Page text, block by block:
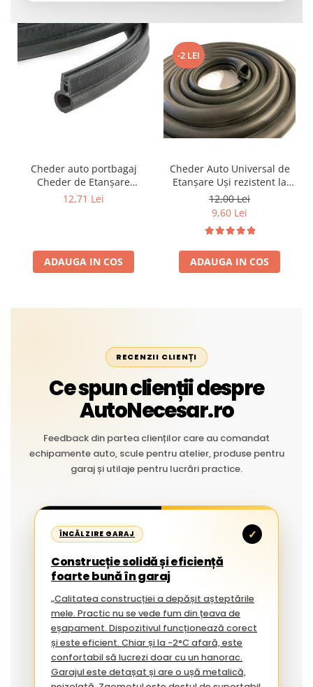
Cheder auto portbagaj
Cheder de Etanșare
Profesional din Cauciuc -
Liniar
12,71 Lei
ADAUGA IN COS
-2 LEI
Cheder Auto Universal de
Etanșare Uși rezistent la
intemperii, raze UV,
îmbătrânire și temperaturi
12,00 Lei
9,60 Lei
ADAUGA IN COS
RECENZII CLIENȚI
Ce spun clienții despre
AutoNecesar.ro
Feedback din partea clienților care au comandat
echipamente auto, scule pentru atelier, produse pentru
garaj și utilaje pentru lucrări practice.
ÎNCĂLZIRE GARAJ ✓
Construcție solidă și eficiență
foarte bună în garaj
„Calitatea construcției a depășit așteptările
mele. Practic nu se vede fum din țeava de
eșapament. Dispozitivul funcționează corect
și este eficient. Chiar și la -2°C afară, este
confortabil să lucrezi doar cu un hanorac.
Garajul este detașat și are o ușă metalică,